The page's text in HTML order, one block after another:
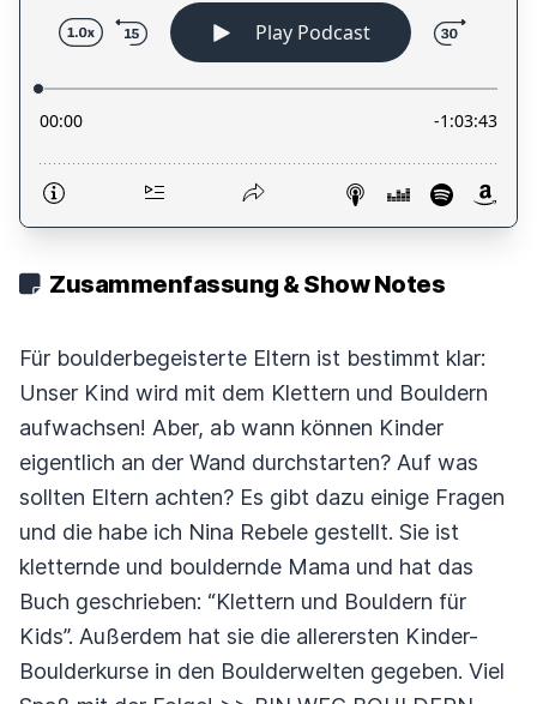
Zusammenfassung & Show Notes
Für boulderbegeisterte Eltern ist bestimmt klar:
Unser Kind wird mit dem Klettern und Bouldern
aufwachsen! Aber, ab wann können Kinder
eigentlich an der Wand durchstarten? Auf was
sollten Eltern achten? Es gibt dazu einige Fragen
und die habe ich Nina Rebele gestellt. Sie ist
kletternde und bouldernde Mama und hat das
Buch geschrieben: “Klettern und Bouldern für
Kids”. Außerdem hat sie die allerersten Kinder-
Boulderkurse in den Boulderwelten gegeben. Viel